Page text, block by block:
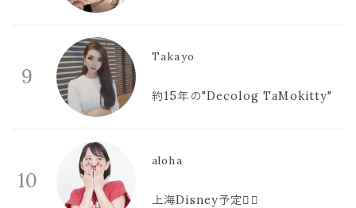
9
Takayo
約15年の"Decolog TaMokitty"
10
aloha
上海Disney予定🫪🩷